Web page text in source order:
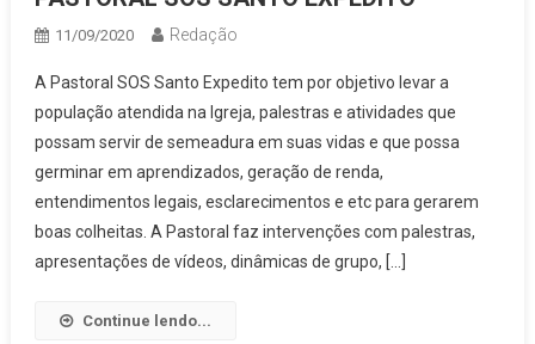
11/09/2020 Redação
A Pastoral SOS Santo Expedito tem por objetivo levar a
população atendida na Igreja, palestras e atividades que
possam servir de semeadura em suas vidas e que possa
germinar em aprendizados, geração de renda,
entendimentos legais, esclarecimentos e etc para gerarem
boas colheitas. A Pastoral faz intervenções com palestras,
apresentações de vídeos, dinâmicas de grupo, […]
Continue lendo...